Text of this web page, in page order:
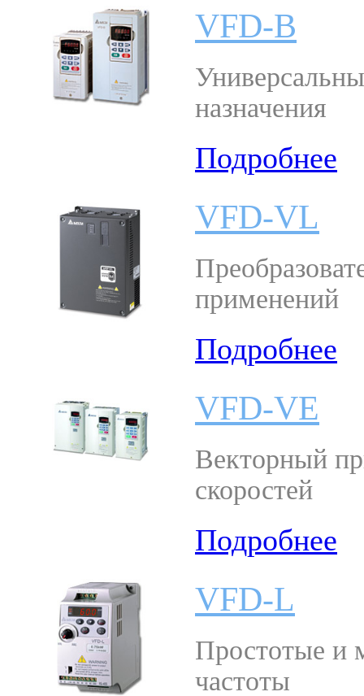
VFD-B
назначения
Подробнее
VFD-VL
применений
Подробнее
VFD-VE
Векторный
скоростей
Подробнее
VFD-L
Простотые и
частоты